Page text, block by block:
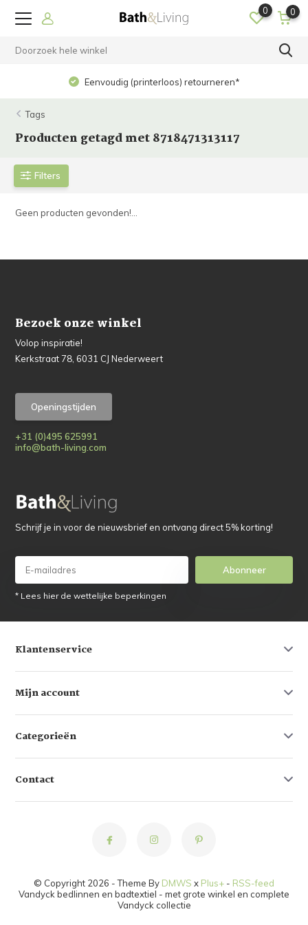
0 0
Eenvoudig (printerloos) retourneren*
Tags
Producten getagd met 8718471313117
Filters
Geen producten gevonden!...
Bezoek onze winkel
Volop inspiratie!
Kerkstraat 78, 6031 CJ Nederweert
Openingstijden
+31 (0)495 625991
info@bath-living.com
Schrijf je in voor de nieuwsbrief en ontvang direct 5% korting!
Abonneer
* Lees hier de wettelijke beperkingen
Klantenservice
Mijn account
Categorieën
Contact
© Copyright 2026 - Theme By DMWS x Plus+ - RSS-feed
Vandyck bedlinnen en badtextiel - met grote winkel en complete
Vandyck collectie